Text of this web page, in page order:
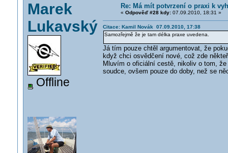
Marek
Lukavský
Offline
Re: Má mít potvrzení o praxi k
« Odpověď #28 kdy:07.09.2010, 18:31 »
Citace: Kamil Novák 07.09.2010, 17:38
Samozřejmě že je tam délka praxe uvedena.
Já tím pouze chtěl argumentovat, že
když chci osvědčení nové, což zde
Mluvím o oficiální cestě, nikoliv o tom,
soudce, ovšem pouze do doby, než se